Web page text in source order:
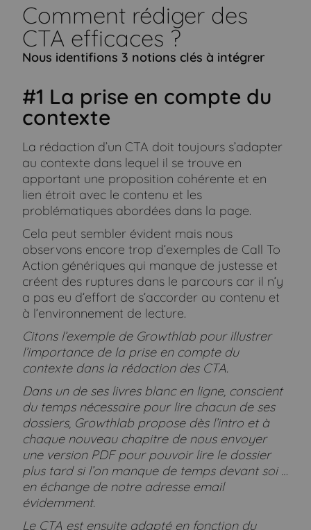
Comment rédiger des
CTA efficaces ?
Nous identifions 3 notions clés à intégrer
#1 La prise en compte du
contexte
La rédaction d’un CTA doit toujours s’adapter
au contexte dans lequel il se trouve en
apportant une proposition cohérente et en
lien étroit avec le contenu et les
problématiques abordées dans la page.
Cela peut sembler évident mais nous
observons encore trop d’exemples de Call To
Action génériques qui manque de justesse et
créent des ruptures dans le parcours car il n’y
a pas eu d’effort de s’accorder au contenu et
à l’environnement de lecture.
Citons l’exemple de Growthlab pour illustrer
l’importance de la prise en compte du
contexte dans la rédaction des CTA.
Dans un de ses livres blanc en ligne, conscient
du temps nécessaire pour lire chacun de ses
dossiers, Growthlab propose dès l’intro et à
chaque nouveau chapitre de nous envoyer
une version PDF pour pouvoir lire le dossier
plus tard si l’on manque de temps devant soi …
en échange de notre adresse email
évidemment.
Le CTA est ensuite adapté en fonction du